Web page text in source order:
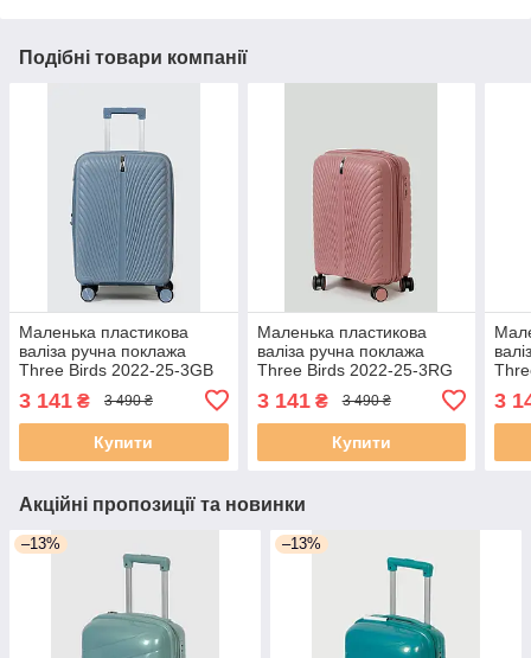
Подібні товари компанії
Маленька пластикова
валіза ручна поклажа
Three Birds 2022-25-3GB
3 141 ₴ 3 490 ₴
Купити
Маленька пластикова
валіза ручна поклажа
Three Birds 2022-25-3RG
3 141₴ 3 490 ₴
Купити
3
Акційні пропозиції та новинки
–13% –13%